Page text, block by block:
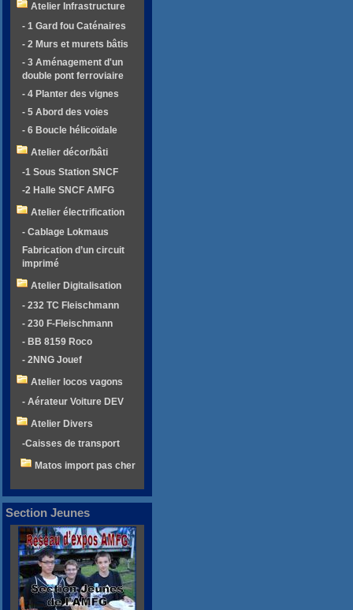
Atelier Infrastructure
- 1 Gard fou Caténaires
- 2 Murs et murets bâtis
- 3 Aménagement d'un
double pont ferroviaire
- 4 Planter des vignes
- 5 Abord des voies
- 6 Boucle hélicoïdale
Atelier décor/bâti
-1 Sous Station SNCF
-2 Halle SNCF AMFG
Atelier électrification
- Cablage Lokmaus
Fabrication d’un circuit
imprimé
Atelier Digitalisation
- 232 TC Fleischmann
- 230 F-Fleischmann
- BB 8159 Roco
- 2NNG Jouef
Atelier locos vagons
- Aérateur Voiture DEV
Atelier Divers
-Caisses de transport
Matos import pas cher
Section Jeunes